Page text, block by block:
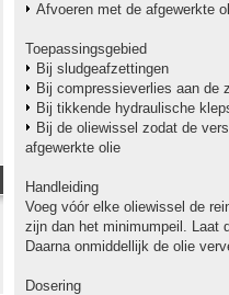
Afvoeren met de afgewerkte
Toepassingsgebied
Bij sludgeafzettingen
Bij compressieverlies aan de
Bij tikkende hydraulische
Bij de oliewissel zodat de
afgewerkte olie
Handleiding
Voeg vóór elke oliewissel de
zijn dan het minimumpeil. Laat
Daarna onmiddellijk de olie
Dosering